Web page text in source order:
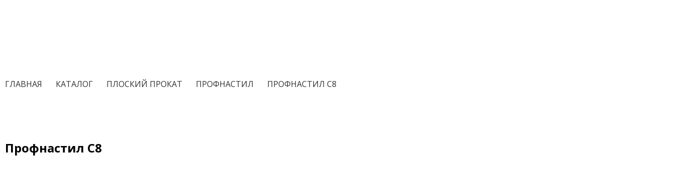
ГЛАВНАЯ КАТАЛОГ ПЛОСКИЙ ПРОКАТ ПРОФНАСТИЛ ПРОФНАСТИЛ С8
Профнастил С8